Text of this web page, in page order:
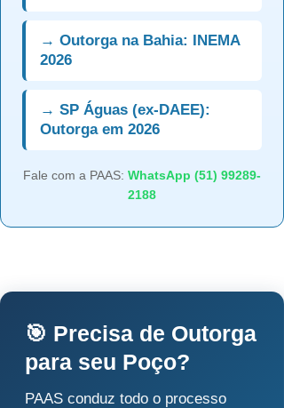
→ Outorga na Bahia: INEMA
2026
→ SP Águas (ex-DAEE):
Outorga em 2026
Fale com a PAAS: WhatsApp (51) 99289-
2188
🎯 Precisa de Outorga
para seu Poço?
PAAS conduz todo o processo